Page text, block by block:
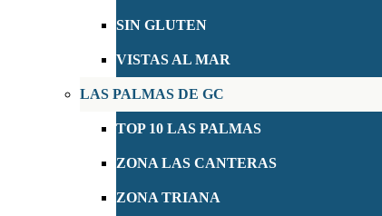
SIN GLUTEN
VISTAS AL MAR
LAS PALMAS DE GC
TOP 10 LAS PALMAS
ZONA LAS CANTERAS
ZONA TRIANA